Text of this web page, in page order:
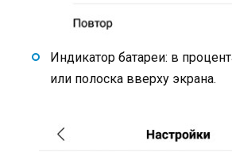
Индикатор батареи: в
или полоска вверху экрана.